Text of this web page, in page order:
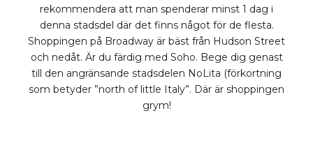
rekommendera att man spenderar minst 1 dag i
denna stadsdel där det finns något för de flesta.
Shoppingen på Broadway är bäst från Hudson Street
och nedåt. Är du färdig med Soho. Bege dig genast
till den angränsande stadsdelen NoLita (förkortning
som betyder ”north of little Italy”. Där är shoppingen
grym!